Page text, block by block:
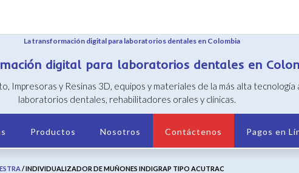
digital para laboratorios dentales en
Impresoras y Resinas 3D, equipos y materiales de la más alta
laboratorios dentales, rehabilitadores orales y clínicas.
Productos Nosotros Contáctenos Pagos en
/ INDIVIDUALIZADOR DE MUÑONES INDIGRAP TIPO ACUTRAC